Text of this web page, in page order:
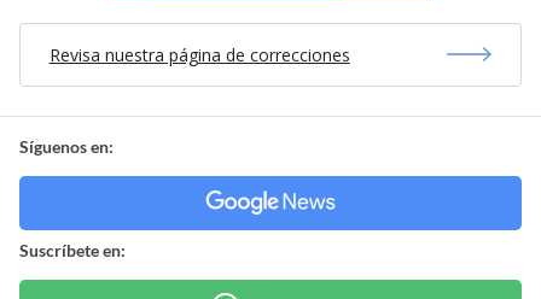
Revisa nuestra página de correcciones
Síguenos en:
Suscríbete en: